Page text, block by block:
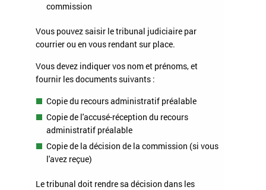
commission
Vous pouvez saisir le tribunal judiciaire par
courrier ou en vous rendant sur place.
Vous devez indiquer vos nom et prénoms, et
fournir les documents suivants :
Copie du recours administratif préalable
Copie de l'accusé-réception du recours
administratif préalable
Copie de la décision de la commission (si vous
l'avez reçue)
Le tribunal doit rendre sa décision dans les